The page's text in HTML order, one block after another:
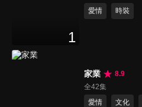
1
愛情
時裝
家業
8.9
全42集
愛情
文化